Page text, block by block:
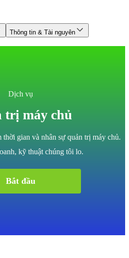
Thông tin & Tài nguyên
Dịch vụ
trị máy chủ
gian và nhân sự quản trị máy chủ.
kỹ thuật chúng tôi lo.
Bắt đầu